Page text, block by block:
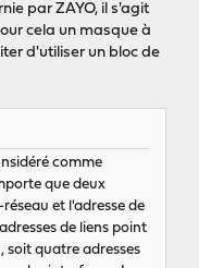
par ZAYO, il s'agit
cela un masque à
d'utiliser un bloc de
comme
que deux
et l'adresse de
de liens point
soit quatre adresses